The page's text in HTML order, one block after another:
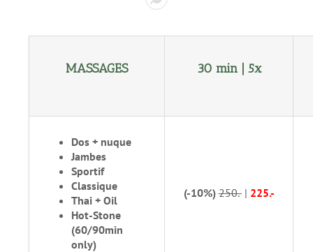
MASSAGES 30 min | 5x
Dos + nuque
Jambes
Sportif
Classique
Thai + Oil
Hot-Stone
(60/90min
only)
(-10%) 250.-| 225.-